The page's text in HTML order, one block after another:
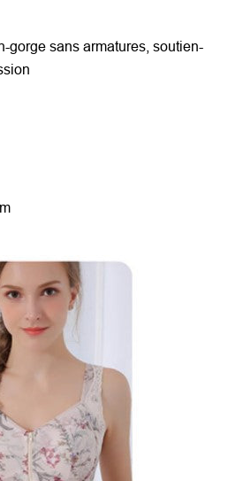
gorge sans armatures, soutien-